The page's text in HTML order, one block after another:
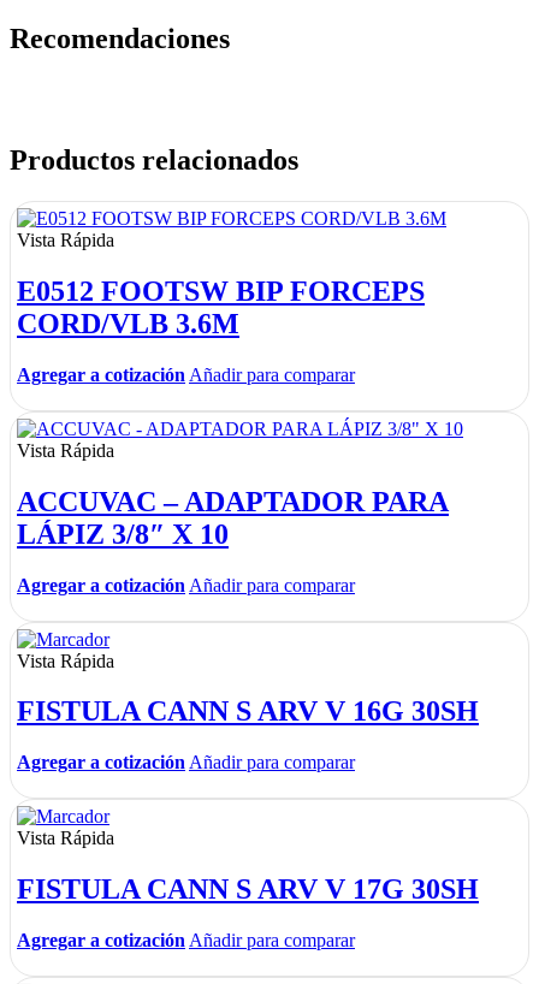
Recomendaciones
Productos relacionados
Vista Rápida
E0512 FOOTSW BIP FORCEPS
CORD/VLB 3.6M
Agregar a cotización Añadir para comparar
Vista Rápida
ACCUVAC – ADAPTADOR PARA
LÁPIZ 3/8″ X 10
Agregar a cotización Añadir para comparar
Vista Rápida
FISTULA CANN S ARV V 16G 30SH
Agregar a cotización Añadir para comparar
Vista Rápida
FISTULA CANN S ARV V 17G 30SH
Agregar a cotización Añadir para comparar